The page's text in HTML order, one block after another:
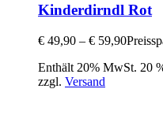
Kinderdirndl Rot
€ 49,90 – € 59,90
Enthält 20% MwSt. 20
zzgl. Versand